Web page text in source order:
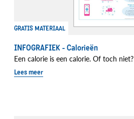
GRATIS MATERIAAL
INFOGRAFIEK - Calorieën
Een calorie is een calorie. Of toch niet?
Lees meer